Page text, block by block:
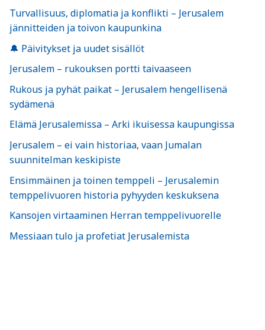
Turvallisuus, diplomatia ja konflikti – Jerusalem
jännitteiden ja toivon kaupunkina
🔔 Päivitykset ja uudet sisällöt
Jerusalem – rukouksen portti taivaaseen
Rukous ja pyhät paikat – Jerusalem hengellisenä
sydämenä
Elämä Jerusalemissa – Arki ikuisessa kaupungissa
Jerusalem – ei vain historiaa, vaan Jumalan
suunnitelman keskipiste
Ensimmäinen ja toinen temppeli – Jerusalemin
temppelivuoren historia pyhyyden keskuksena
Kansojen virtaaminen Herran temppelivuorelle
Messiaan tulo ja profetiat Jerusalemista